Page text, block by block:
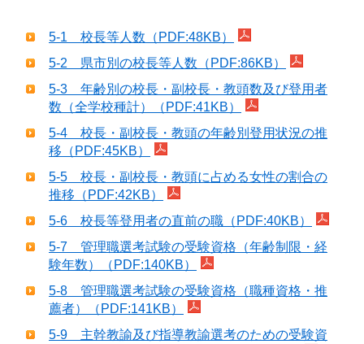
5-1 校長等人数（PDF:48KB）
5-2 県市別の校長等人数（PDF:86KB）
5-3 年齢別の校長・副校長・教頭数及び登用者
数（全学校種計）（PDF:41KB）
5-4 校長・副校長・教頭の年齢別登用状況の推
移（PDF:45KB）
5-5 校長・副校長・教頭に占める女性の割合の
推移（PDF:42KB）
5-6 校長等登用者の直前の職（PDF:40KB）
5-7 管理職選考試験の受験資格（年齢制限・経
験年数）（PDF:140KB）
5-8 管理職選考試験の受験資格（職種資格・推
薦者）（PDF:141KB）
5-9 主幹教諭及び指導教諭選考のための受験資